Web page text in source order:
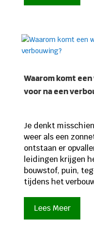
Waarom komt
voor na een
Je denkt
weer als een
ontstaan er
leidingen krijgen
bouwstof, puin,
tijdens het
Lees Meer